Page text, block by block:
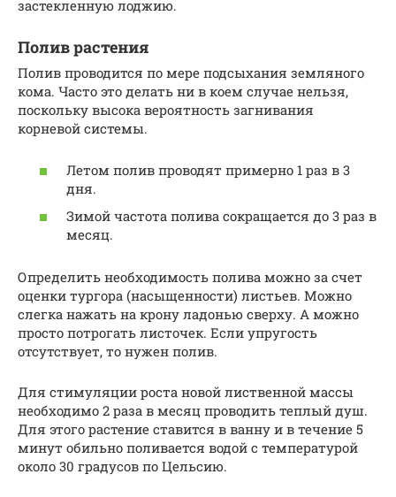
застекленную лоджию.
Полив растения
Полив проводится по мере подсыхания земляного
кома. Часто это делать ни в коем случае нельзя,
поскольку высока вероятность загнивания
корневой системы.
Летом полив проводят примерно 1 раз в 3
дня.
Зимой частота полива сокращается до 3 раз в
месяц.
Определить необходимость полива можно за счет
оценки тургора (насыщенности) листьев. Можно
слегка нажать на крону ладонью сверху. А можно
просто потрогать листочек. Если упругость
отсутствует, то нужен полив.
Для стимуляции роста новой лиственной массы
необходимо 2 раза в месяц проводить теплый душ.
Для этого растение ставится в ванну и в течение 5
минут обильно поливается водой с температурой
около 30 градусов по Цельсию.